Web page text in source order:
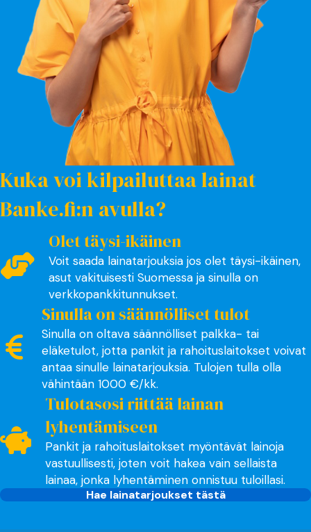
Kuka voi kilpailuttaa lainat
Banke.fi:n avulla?
Olet täysi-ikäinen
Voit saada lainatarjouksia jos olet täysi-ikäinen,
asut vakituisesti Suomessa ja sinulla on
verkkopankkitunnukset.
Sinulla on säännölliset tulot
Sinulla on oltava säännölliset palkka- tai
eläketulot, jotta pankit ja rahoituslaitokset voivat
antaa sinulle lainatarjouksia. Tulojen tulla olla
vähintään 1000 €/kk.
Tulotasosi riittää lainan
lyhentämiseen
Pankit ja rahoituslaitokset myöntävät lainoja
vastuullisesti, joten voit hakea vain sellaista
lainaa, jonka lyhentäminen onnistuu tuloillasi.
Hae lainatarjoukset tästä